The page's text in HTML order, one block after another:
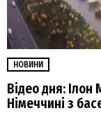
НОВИНИ
Відео дня:
Німеччині з